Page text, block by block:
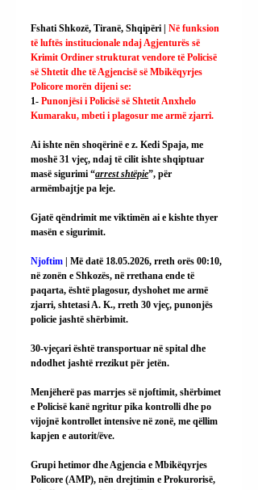
Fshati Shkozë, Tiranë, Shqipëri | Në funksion
të luftës institucionale ndaj Agjenturës së
Krimit Ordiner strukturat vendore të Policisë
së Shtetit dhe të Agjencisë së Mbikëqyrjes
Policore morën dijeni se:
1- Punonjësi i Policisë së Shtetit Anxhelo
Kumaraku, mbeti i plagosur me armë zjarri.
Ai ishte nën shoqërinë e z. Kedi Spaja, me
moshë 31 vjeç, ndaj të cilit ishte shqiptuar
masë sigurimi “arrest shtëpie”, për
armëmbajtje pa leje.
Gjatë qëndrimit me viktimën ai e kishte thyer
masën e sigurimit.
Njoftim | Më datë 18.05.2026, rreth orës 00:10,
në zonën e Shkozës, në rrethana ende të
paqarta, është plagosur, dyshohet me armë
zjarri, shtetasi A. K., rreth 30 vjeç, punonjës
policie jashtë shërbimit.
30-vjeçari është transportuar në spital dhe
ndodhet jashtë rrezikut për jetën.
Menjëherë pas marrjes së njoftimit, shërbimet
e Policisë kanë ngritur pika kontrolli dhe po
vijojnë kontrollet intensive në zonë, me qëllim
kapjen e autorit/ëve.
Grupi hetimor dhe Agjencia e Mbikëqyrjes
Policore (AMP), nën drejtimin e Prokurorisë,